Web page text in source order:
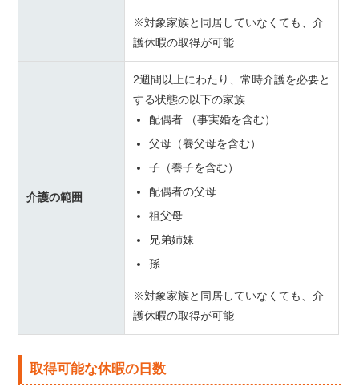
※対象家族と同居していなくても、介
護休暇の取得が可能
介護の範囲
2週間以上にわたり、常時介護を必要と
する状態の以下の家族
配偶者 （事実婚を含む）
父母（養父母を含む）
子（養子を含む）
配偶者の父母
祖父母
兄弟姉妹
孫
※対象家族と同居していなくても、介
護休暇の取得が可能
取得可能な休暇の日数